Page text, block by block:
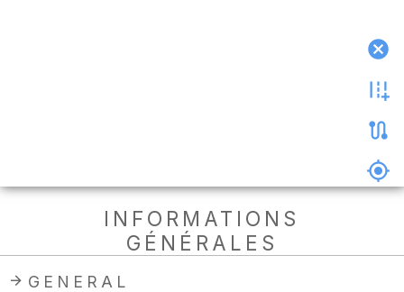
hors
ligne
INFORMATIONS
GÉNÉRALES
GENERAL